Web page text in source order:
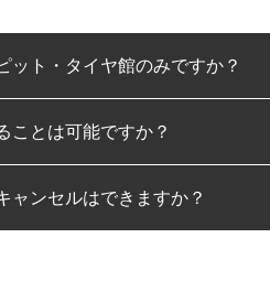
ット・タイヤ館のみですか？
みとなります。
ことは可能ですか？
可能です。
ャンセルはできますか？